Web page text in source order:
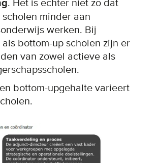
. Het is echter niet zo dat
minder aan
werken. Bij
bottom-up scholen zijn er
van zowel actieve als
bottom-upgehalte varieert